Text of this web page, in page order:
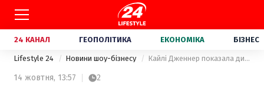
24 КАНАЛ ГЕОПОЛІТИКА ЕКОНОМІКА БІЗНЕС
Lifestyle 24 Новини шоу-бізнесу Кайлі Дженнер показала дитячі світлини з сестрою Кендалл: миловидні фото
14 жовтня, 13:57 2